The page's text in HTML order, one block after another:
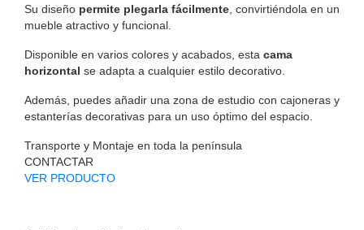
Su diseño permite plegarla fácilmente , convirtiéndola en un
mueble atractivo y funcional.
Disponible en varios colores y acabados, esta cama
horizontal se adapta a cualquier estilo decorativo.
Además, puedes añadir una zona de estudio con cajoneras y
estanterías decorativas para un uso óptimo del espacio.
Transporte y Montaje en toda la península
CONTACTAR
VER PRODUCTO